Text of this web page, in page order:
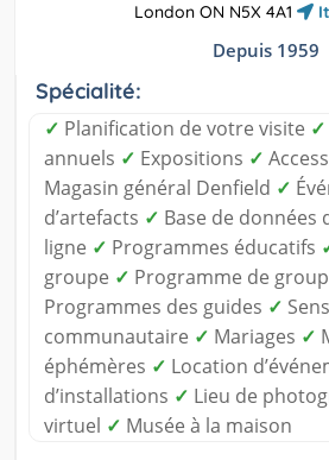
London ON N5X 4A1
Depuis 1959
Spécialité:
✓ Planification de votre visite ✓
annuels ✓ Expositions ✓
Magasin général Denfield ✓
d’artefacts ✓ Base de données
ligne ✓ Programmes éducatifs
groupe ✓ Programme de
Programmes des guides ✓
communautaire ✓ Mariages ✓
éphémères ✓ Location
d’installations ✓ Lieu de
virtuel ✓ Musée à la maison